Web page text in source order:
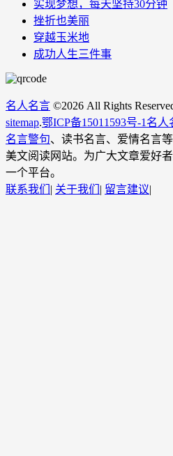
实现梦想，每天坚持30分钟
挫折也美丽
穿越玉米地
成功人生三件事
名人名言 ©2026 All Rights
sitemap.鄂ICP备15011593号-1 名人
名言警句、读书名言、爱情名言
美文阅读网站。为广大文章爱好
一个平台。
联系我们 | 关于我们 | 留言建议|